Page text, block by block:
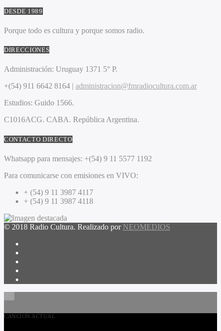
DESDE 1989
Porque todo es cultura y porque somos radio.
DIRECCIONES
Administración: Uruguay 1371 5° P.
+(54) 911 6642 8164 | administracion@fmradiocultura.com.ar
Estudios: Guido 1566.
C1016ACG. CABA. República Argentina.
CONTACTO DIRECTO
Whatsapp para mensajes: +(54) 9 11 5577 1192
Para comunicarse con emisiones en VIVO:
+ (54) 9 11 3987 4117
+ (54) 9 11 3987 4118
© 2018 Radio Cultura. Realizado por NEOMEDIOS
CANCIÓN ACTUAL